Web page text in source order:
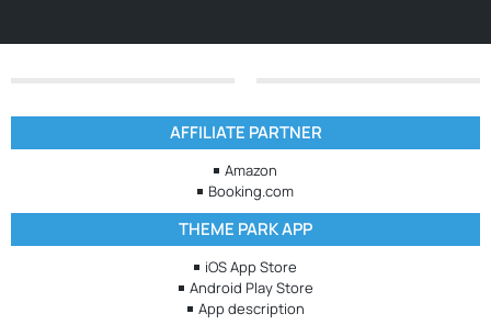
AFFILIATE PARTNER
Amazon
Booking.com
THEME PARK APP
iOS App Store
Android Play Store
App description